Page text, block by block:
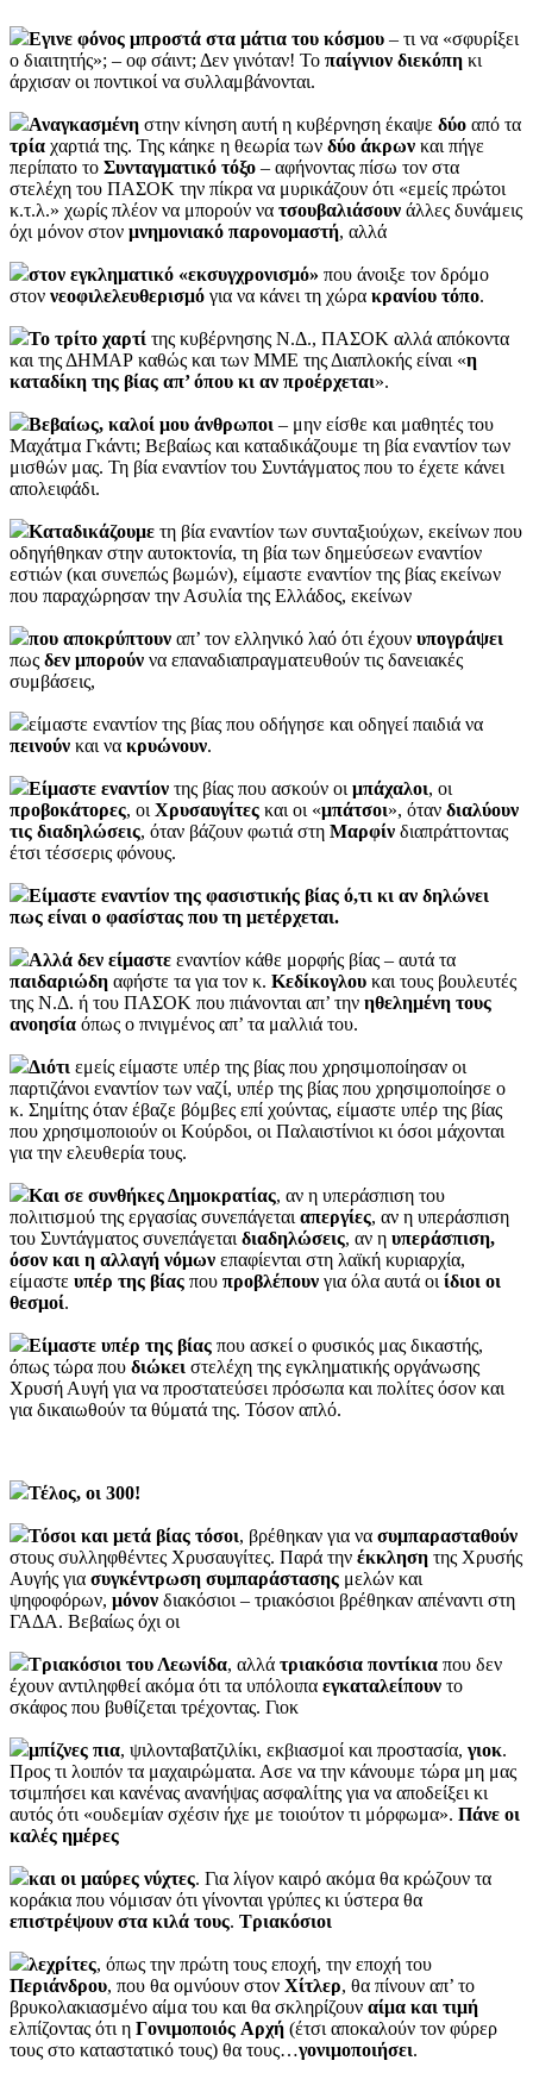
Εγινε φόνος μπροστά στα μάτια του κόσμου – τι να «σφυρίξει
ο διαιτητής»; – οφ σάιντ; Δεν γινόταν! Το παίγνιον διεκόπη κι
άρχισαν οι ποντικοί να συλλαμβάνονται.
Αναγκασμένη στην κίνηση αυτή η κυβέρνηση έκαψε δύο από τα
τρία χαρτιά της. Της κάηκε η θεωρία των δύο άκρων και πήγε
περίπατο το Συνταγματικό τόξο – αφήνοντας πίσω τον στα
στελέχη του ΠΑΣΟΚ την πίκρα να μυρικάζουν ότι «εμείς πρώτοι
κ.τ.λ.» χωρίς πλέον να μπορούν να τσουβαλιάσουν άλλες δυνάμεις
όχι μόνον στον μνημονιακό παρονομαστή, αλλά
στον εγκληματικό «εκσυγχρονισμό» που άνοιξε τον δρόμο
στον νεοφιλελευθερισμό για να κάνει τη χώρα κρανίου τόπο.
Το τρίτο χαρτί της κυβέρνησης Ν.Δ., ΠΑΣΟΚ αλλά απόκοντα
και της ΔΗΜΑΡ καθώς και των ΜΜΕ της Διαπλοκής είναι «η
καταδίκη της βίας απ’ όπου κι αν προέρχεται».
Βεβαίως, καλοί μου άνθρωποι – μην είσθε και μαθητές του
Μαχάτμα Γκάντι; Βεβαίως και καταδικάζουμε τη βία εναντίον των
μισθών μας. Τη βία εναντίον του Συντάγματος που το έχετε κάνει
απολειφάδι.
Καταδικάζουμε τη βία εναντίον των συνταξιούχων, εκείνων που
οδηγήθηκαν στην αυτοκτονία, τη βία των δημεύσεων εναντίον
εστιών (και συνεπώς βωμών), είμαστε εναντίον της βίας εκείνων
που παραχώρησαν την Ασυλία της Ελλάδος, εκείνων
που αποκρύπτουν απ’ τον ελληνικό λαό ότι έχουν υπογράψει
πως δεν μπορούν να επαναδιαπραγματευθούν τις δανειακές
συμβάσεις,
είμαστε εναντίον της βίας που οδήγησε και οδηγεί παιδιά να
πεινούν και να κρυώνουν.
Είμαστε εναντίον της βίας που ασκούν οι μπάχαλοι, οι
προβοκάτορες, οι Χρυσαυγίτες και οι «μπάτσοι», όταν διαλύουν
τις διαδηλώσεις, όταν βάζουν φωτιά στη Μαρφίν διαπράττοντας
έτσι τέσσερις φόνους.
Είμαστε εναντίον της φασιστικής βίας ό,τι κι αν δηλώνει
πως είναι ο φασίστας που τη μετέρχεται.
Αλλά δεν είμαστε εναντίον κάθε μορφής βίας – αυτά τα
παιδαριώδη αφήστε τα για τον κ. Κεδίκογλου και τους βουλευτές
της Ν.Δ. ή του ΠΑΣΟΚ που πιάνονται απ’ την ηθελημένη τους
ανοησία όπως ο πνιγμένος απ’ τα μαλλιά του.
Διότι εμείς είμαστε υπέρ της βίας που χρησιμοποίησαν οι
παρτιζάνοι εναντίον των ναζί, υπέρ της βίας που χρησιμοποίησε ο
κ. Σημίτης όταν έβαζε βόμβες επί χούντας, είμαστε υπέρ της βίας
που χρησιμοποιούν οι Κούρδοι, οι Παλαιστίνιοι κι όσοι μάχονται
για την ελευθερία τους.
Και σε συνθήκες Δημοκρατίας, αν η υπεράσπιση του
πολιτισμού της εργασίας συνεπάγεται απεργίες, αν η υπεράσπιση
του Συντάγματος συνεπάγεται διαδηλώσεις, αν η υπεράσπιση,
όσον και η αλλαγή νόμων επαφίενται στη λαϊκή κυριαρχία,
είμαστε υπέρ της βίας που προβλέπουν για όλα αυτά οι ίδιοι οι
θεσμοί.
Είμαστε υπέρ της βίας που ασκεί ο φυσικός μας δικαστής,
όπως τώρα που διώκει στελέχη της εγκληματικής οργάνωσης
Χρυσή Αυγή για να προστατεύσει πρόσωπα και πολίτες όσον και
για δικαιωθούν τα θύματά της. Τόσον απλό.
Τέλος, οι 300!
Τόσοι και μετά βίας τόσοι, βρέθηκαν για να συμπαρασταθούν
στους συλληφθέντες Χρυσαυγίτες. Παρά την έκκληση της Χρυσής
Αυγής για συγκέντρωση συμπαράστασης μελών και
ψηφοφόρων, μόνον διακόσιοι – τριακόσιοι βρέθηκαν απέναντι στη
ΓΑΔΑ. Βεβαίως όχι οι
Τριακόσιοι του Λεωνίδα, αλλά τριακόσια ποντίκια που δεν
έχουν αντιληφθεί ακόμα ότι τα υπόλοιπα εγκαταλείπουν το
σκάφος που βυθίζεται τρέχοντας. Γιοκ
μπίζνες πια, ψιλονταβατζιλίκι, εκβιασμοί και προστασία, γιοκ.
Προς τι λοιπόν τα μαχαιρώματα. Ασε να την κάνουμε τώρα μη μας
τσιμπήσει και κανένας ανανήψας ασφαλίτης για να αποδείξει κι
αυτός ότι «ουδεμίαν σχέσιν ήχε με τοιούτον τι μόρφωμα». Πάνε οι
καλές ημέρες
και οι μαύρες νύχτες. Για λίγον καιρό ακόμα θα κρώζουν τα
κοράκια που νόμισαν ότι γίνονται γρύπες κι ύστερα θα
επιστρέψουν στα κιλά τους. Τριακόσιοι
λεχρίτες, όπως την πρώτη τους εποχή, την εποχή του
Περιάνδρου, που θα ομνύουν στον Χίτλερ, θα πίνουν απ’ το
βρυκολακιασμένο αίμα του και θα σκληρίζουν αίμα και τιμή
ελπίζοντας ότι η Γονιμοποιός Αρχή (έτσι αποκαλούν τον φύρερ
τους στο καταστατικό τους) θα τους…γονιμοποιήσει.